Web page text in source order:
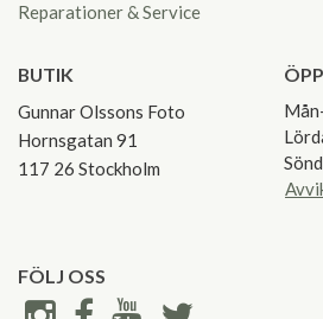
Reparationer & Service
BUTIK
Gunnar Olssons Foto
Hornsgatan 91
117 26 Stockholm
FÖLJ OSS